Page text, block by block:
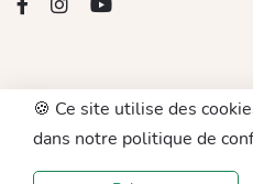
© 2016 - 2026. Tous droits
🍪 Ce site utilise des
dans notre politique de